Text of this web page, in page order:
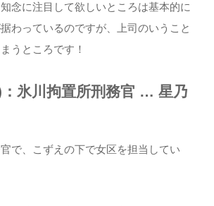
念に注目して欲しいところは基本的に
わっているのですが、上司のいうこと
うところです！
氷川拘置所刑務官 … 星乃
で、こずえの下で女区を担当してい